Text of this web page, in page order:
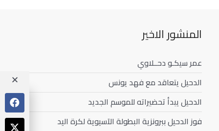
المنشور الاخير
عمر سيكـو دحــلاوي
الدحيل يتعاقد مع فهد يونس
الدحيل يبدأ تحضيراته للموسم الجديد
فوز الدحيل ببرونزية البطولة الآسيوية لكرة اليد